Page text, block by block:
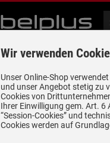
& Kochen Kühlen &
85.000 positive Bewertungen
eBay, Amazon und Trusted
Startseite Spülen &
Wir verwenden
Unser Online-Shop
und unser Angebot stetig zu
Cookies von
Ihrer Einwilligung gem. Art. 6
“Session-Cookies” und
Cookies werden auf